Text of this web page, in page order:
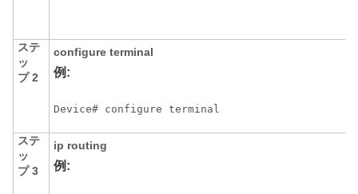
ステ
ッ
プ 2
configure terminal
例:
Device# configure terminal
ステ
ッ
プ 3
ip routing
例: